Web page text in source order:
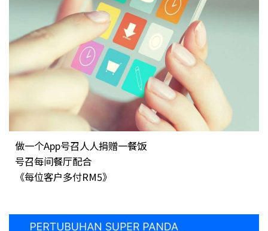
做一个App号召人人捐赠一餐饭
号召每间餐厅配合
《每位客户多付RM5》